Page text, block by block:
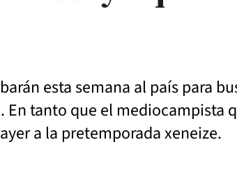
esta semana al país para
tanto que el mediocampista
a la pretemporada xeneize.